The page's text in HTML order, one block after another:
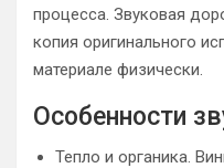
процесса. Звуковая
копия оригинального
материале физически.
Особенности
Тепло и органика.